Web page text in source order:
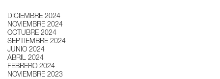
DICIEMBRE 2024
NOVIEMBRE 2024
OCTUBRE 2024
SEPTIEMBRE 2024
JUNIO 2024
ABRIL 2024
FEBRERO 2024
NOVIEMBRE 2023